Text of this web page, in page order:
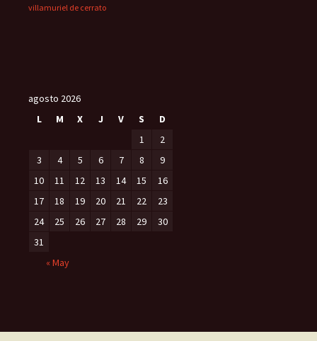
villamuriel de cerrato
agosto 2026
L
M X J V S
D
1
2
3
4 5 6 7 8
9
10
11 12 13 14 15
16
17
18 19 20 21 22
23
24
25 26 27 28 29
30
31
« May